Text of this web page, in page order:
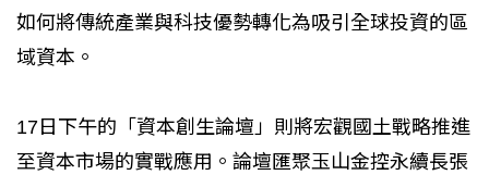
如何將傳統產業與科技優勢轉化為吸引全球投資的區
域資本。
17日下午的「資本創生論壇」則將宏觀國土戰略推進
至資本市場的實戰應用。論壇匯聚玉山金控永續長張